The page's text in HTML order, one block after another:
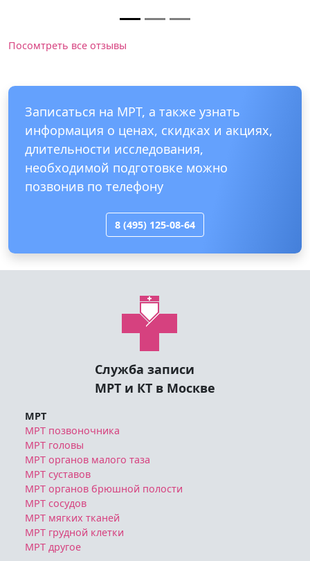
Посомтреть все отзывы
Записаться на МРТ, а также узнать
информация о ценах, скидках и акциях,
длительности исследования,
необходимой подготовке можно
позвонив по телефону
8 (495) 125-08-64
МРТ и КТ в Москве
МРТ
МРТ позвоночника
МРТ головы
МРТ органов малого таза
МРТ суставов
МРТ органов брюшной полости
МРТ сосудов